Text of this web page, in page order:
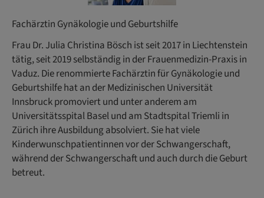
Fachärztin Gynäkologie und Geburtshilfe
Frau Dr. Julia Christina Bösch ist seit 2017 in Liechtenstein
tätig, seit 2019 selbständig in der Frauenmedizin-Praxis in
Vaduz. Die renommierte Fachärztin für Gynäkologie und
Geburtshilfe hat an der Medizinischen Universität
Innsbruck promoviert und unter anderem am
Universitätsspital Basel und am Stadtspital Triemli in
Zürich ihre Ausbildung absolviert. Sie hat viele
Kinderwunschpatientinnen vor der Schwangerschaft,
während der Schwangerschaft und auch durch die Geburt
betreut.